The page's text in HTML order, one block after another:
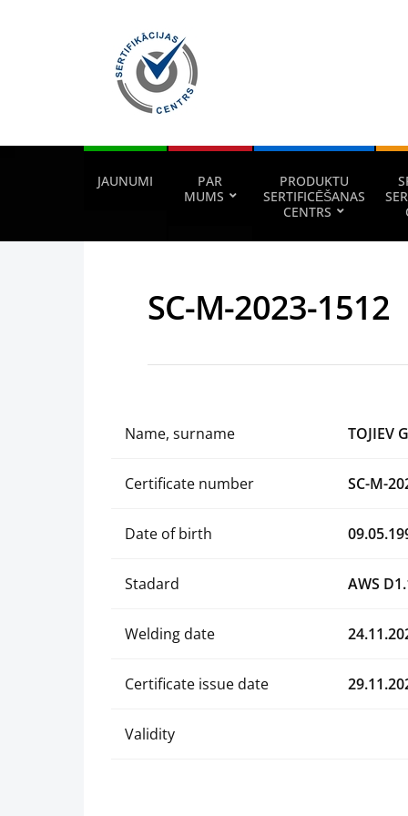
JAUNUMI
PAR
MUMS
PRODUKTU
SERTIFICĒŠANAS
CENTRS
SC-M-2023-1512
Name, surname TOJIEV
Certificate number SC-M-
Date of birth
Stadard AWS
Welding date
Certificate issue date
Validity